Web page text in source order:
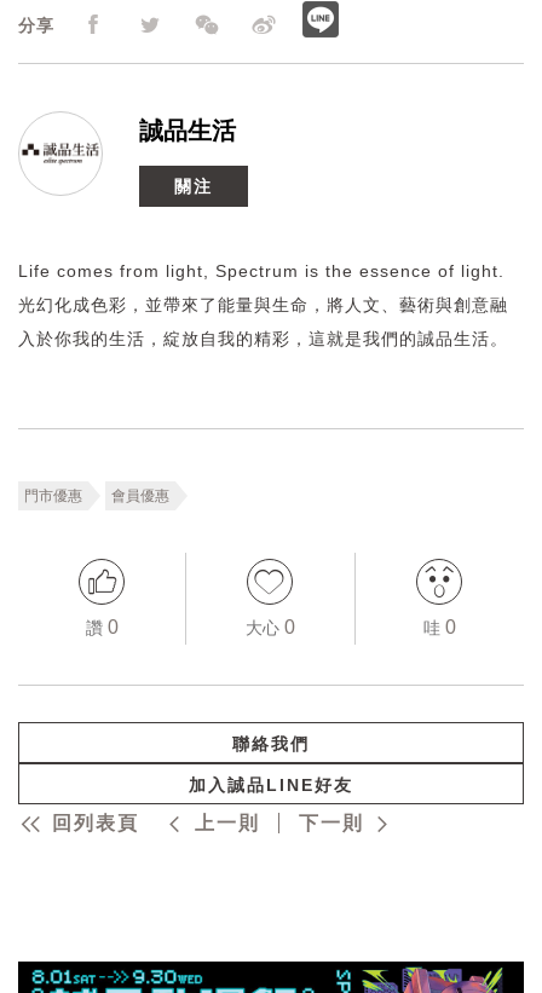
分享
誠品生活
關注
Life comes from light, Spectrum is the essence of light.
光幻化成色彩，並帶來了能量與生命，將人文、藝術與創意融
入於你我的生活，綻放自我的精彩，這就是我們的誠品生活。
門市優惠 會員優惠
讚 0 大心 0 哇 0
聯絡我們
加入誠品LINE好友
回列表頁 上一則 下一則